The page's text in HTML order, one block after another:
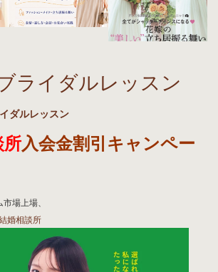
ライダルレッスン
ダルレッスン
入会金割引キャンペー